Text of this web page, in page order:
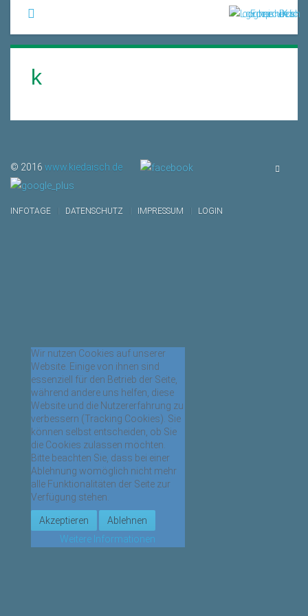
k
© 2016 www.kiedaisch.de
INFOTAGE DATENSCHUTZ IMPRESSUM LOGIN
Wir nutzen Cookies auf unserer
Website. Einige von ihnen sind
essenziell für den Betrieb der Seite,
während andere uns helfen, diese
Website und die Nutzererfahrung zu
verbessern (Tracking Cookies). Sie
können selbst entscheiden, ob Sie
die Cookies zulassen möchten.
Bitte beachten Sie, dass bei einer
Ablehnung womöglich nicht mehr
alle Funktionalitäten der Seite zur
Verfügung stehen.
Akzeptieren
Ablehnen
Weitere Informationen